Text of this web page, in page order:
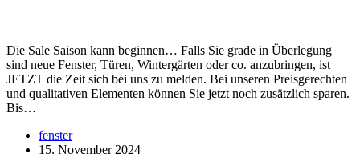
Die Sale Saison kann beginnen… Falls Sie grade in Überlegung
sind neue Fenster, Türen, Wintergärten oder co. anzubringen, ist
JETZT die Zeit sich bei uns zu melden. Bei unseren Preisgerechten
und qualitativen Elementen können Sie jetzt noch zusätzlich sparen.
Bis…
fenster
15. November 2024